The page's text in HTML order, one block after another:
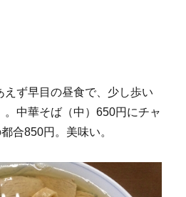
えず早目の昼食で、少し歩い
。中華そば（中）650円にチャ
合850円。美味い。